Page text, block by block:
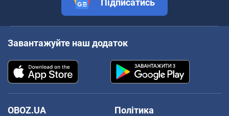
Завантажуйте наш додаток
OBOZ.UA
Політика